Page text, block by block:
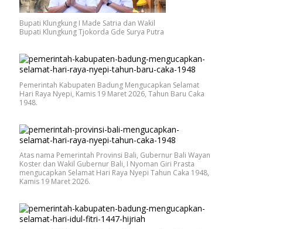
Bupati Klungkung I Made Satria dan Wakil
Bupati Klungkung Tjokorda Gde Surya Putra
Pemerintah Kabupaten Badung Mengucapkan Selamat
Hari Raya Nyepi, Kamis 19 Maret 2026, Tahun Baru Caka
1948.
Atas nama Pemerintah Provinsi Bali, Gubernur Bali Wayan
Koster dan Wakil Gubernur Bali, I Nyoman Giri Prasta
mengucapkan Selamat Hari Raya Nyepi Tahun Caka 1948,
Kamis 19 Maret 2026.